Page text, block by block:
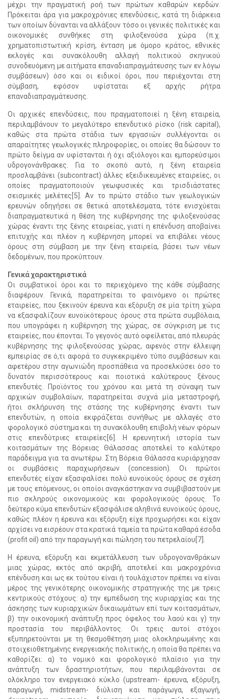
μέχρι την πραγματική ροή των πρώτων καθαρών κερδών.
Πρόκειται άρα για μακροχρόνιες επενδύσεις, κατά τη διάρκεια
των οποίων δύνανται να αλλάξουν τόσο οι γενικές πολιτικές και
οικονομικές συνθήκες στη φιλοξενούσα χώρα (π.χ.
χρηματοπιστωτική κρίση, ένταση με όμορο κράτος, εθνικές
εκλογές και συνακόλουθη αλλαγή πολιτικού σκηνικού
συνοδευόμενη με αιτήματα επαναδιαπραγμάτευσης των εν λόγω
συμβάσεων) όσο και οι ειδικοί όροι, που περιέχονται στη
σύμβαση, εφόσον υφίσταται εξ αρχής ρήτρα
επαναδιαπραγμάτευσης.
Οι αρχικές επενδύσεις, που πραγματοποιεί η ξένη εταιρεία,
περιλαμβάνουν το μεγαλύτερο επενδυτικό ρίσκο (risk capital),
καθώς στα πρώτα στάδια των εργασιών συλλέγονται οι
απαραίτητες γεωλογικές πληροφορίες, οι οποίες θα δώσουν το
πρώτο δείγμα αν υφίστανται ή όχι αξιόλογοι και εμπορεύσιμοι
υδρογονάνθρακες. Για το σκοπό αυτό, η ξένη εταιρεία
προσλαμβάνει (subcontract) άλλες εξειδικευμένες εταιρείες, οι
οποίες πραγματοποιούν γεωφυσικές και τρισδιάστατες
σεισμικές μελέτες[5]. Αν το πρώτο στάδιο των γεωλογικών
ερευνών οδηγήσει σε θετικά αποτελέσματα, τότε ενισχύεται
διαπραγματευτικά η θέση της κυβέρνησης της φιλοξενούσας
χώρας έναντι της ξένης εταιρείας, γιατί η επένδυση αποβαίνει
επιτυχής και πλέον η κυβέρνηση μπορεί να επιβάλει νέους
όρους στη σύμβαση με την ξένη εταιρεία, βάσει των νέων
δεδομένων, που προκύπτουν.
Γενικά χαρακτηριστικά
Οι συμβατικοί όροι και το περιεχόμενο της κάθε σύμβασης
διαφέρουν. Γενικά, παρατηρείται το φαινόμενο οι πρώτες
εταιρείες, που ξεκινούν έρευνα και εξόρυξη σε μία τρίτη χώρα
να εξασφαλίζουν ευνοϊκότερους όρους στα πρώτα συμβόλαια,
που υπογράφει η κυβέρνηση της χώρας, σε σύγκριση με τις
εταιρείες, που έπονται. Το γεγονός αυτό οφείλεται, από πλευράς
κυβέρνησης της φιλοξενούσας χώρας, αφενός στην έλλειψη
εμπειρίας σε ό,τι αφορά το συγκεκριμένο τύπο συμβάσεων και
αφετέρου στην αγωνιώδη προσπάθεια να προσελκύσει όσο το
δυνατόν περισσότερους και ποιοτικά καλύτερους ξένους
επενδυτές. Προϊόντος του χρόνου και μετά τη σύναψη των
αρχικών συμβολαίων, παρατηρείται συχνά μία μεταστροφή,
ήτοι σκλήρυνση της στάσης της κυβέρνησης έναντι των
επενδυτών, η οποία εκφράζεται συνήθως με αλλαγές στο
φορολογικό σύστημα και τη συνακόλουθη επιβολή νέων φόρων
στις επενδύτριες εταιρείες[6]. Η ερευνητική ιστορία των
κοιτασμάτων της Βόρειας Θάλασσας αποτελεί το καλύτερο
παράδειγμα για τα ανωτέρω. Στη Βόρεια Θάλασσα κυριάρχησαν
οι συμβάσεις παραχωρήσεων (concession). Οι πρώτοι
επενδυτές είχαν εξασφαλίσει πολύ ευνοϊκούς όρους σε σχέση
με τους επόμενους, οι οποίοι αναγκάστηκαν να συμβιβαστούν με
πιο σκληρούς οικονομικούς και φορολογικούς όρους. Το
δεύτερο κύμα επενδυτών εξασφάλισε αληθινά ευνοϊκούς όρους,
καθώς πλέον η έρευνα και εξόρυξη είχε προχωρήσει και είχαν
αρχίσει να εισρέουν στα κρατικά ταμεία τα πρώτα καθαρά έσοδα
(profit oil) από την παραγωγή και πώληση του πετρελαίου[7].
Η έρευνα, εξόρυξη και εκμετάλλευση των υδρογονανθράκων
μιας χώρας, εκτός από ακριβή, αποτελεί και μακροχρόνια
επένδυση και ως εκ τούτου είναι ή τουλάχιστον πρέπει να είναι
μέρος της γενικότερης οικονομικής στρατηγικής της με τρεις
κεντρικούς στόχους: α) την εμπέδωση της κυριαρχίας και της
άσκησης των κυριαρχικών δικαιωμάτων επί των κοιτασμάτων,
β) την οικονομική ανάπτυξη προς όφελος του λαού και γ) την
προστασία του περιβάλλοντος. Οι τρεις αυτοί στόχοι
εξυπηρετούνται με τη θεσμοθέτηση μιας ολοκληρωμένης και
στοιχειοθετημένης ενεργειακής πολιτικής, η οποία θα πρέπει να
καθορίζει: α) το νομικό και φορολογικό πλαίσιο για την
ανάπτυξη των δραστηριοτήτων, που περιλαμβάνονται σε
ολόκληρο τον ενεργειακό κύκλο (upstream- έρευνα, εξόρυξη,
παραγωγή, midstream- διύλιση και παράγωγα, εξαγωγή,